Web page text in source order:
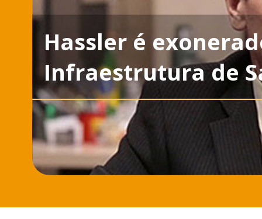
Hassler é
Infraestrutura de